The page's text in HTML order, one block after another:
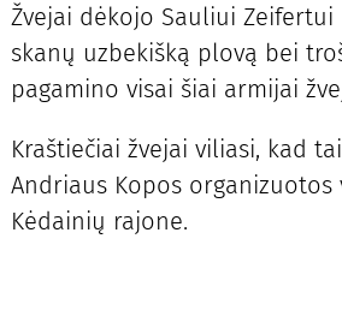
Žvejai dėkojo Sauliui
skanų uzbekišką plovą bei
pagamino visai šiai armijai
Kraštiečiai žvejai viliasi, kad
Andriaus Kopos organizuotos
Kėdainių rajone.